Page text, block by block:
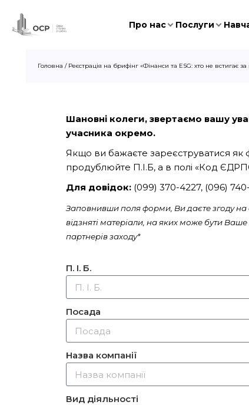
Про нас Послуги
Головна / Реєстрація на брифінг «Фінанси та ESG: хто не встигає
Шановні колеги, звертаємо вашу
учасника окремо.
Якщо ви бажаєте зареєструватися як
продублюйте П.І.Б, а в полі «Код
Для довідок: (099) 370-4227, (096)
Заповнивши поля форми, Ви даєте згоду на
відзняті матеріали, на яких може бути
партнерів заходу*
П. І. Б.
Посада
Назва компанії
Вид діяльності